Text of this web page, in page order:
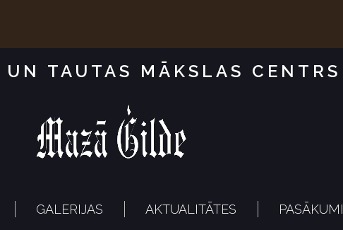
UN TAUTAS MĀKSLAS CENTRS
GALERIJAS AKTUALITĀTES PASĀKUMI